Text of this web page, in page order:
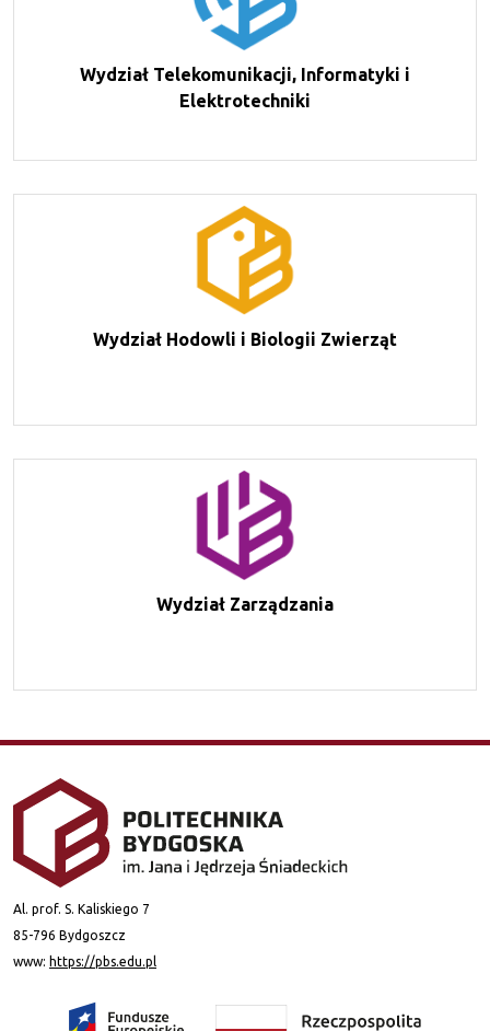
Wydział Telekomunikacji, Informatyki i
Elektrotechniki
Wydział Hodowli i Biologii Zwierząt
Wydział Zarządzania
Al. prof. S. Kaliskiego 7
85-796 Bydgoszcz
www: https://pbs.edu.pl